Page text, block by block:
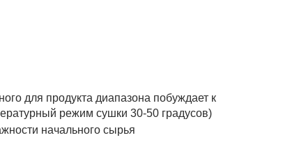
для продукта диапазона побуждает к
режим сушки 30-50 градусов)
начального сырья